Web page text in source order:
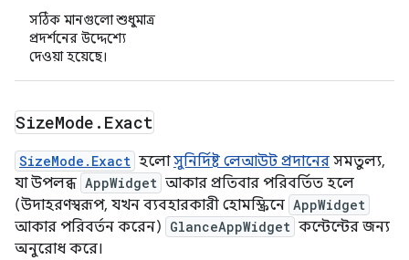
সঠিক মানগুলো শুধুমাত্র
প্রদর্শনের উদ্দেশ্যে
দেওয়া হয়েছে।
SizeMode . Exact
SizeMode.Exact হলোসুনির্দিষ্ট লেআউট প্রদানের সমতুল্য,
যা উপলব্ধ AppWidget আকার প্রতিবার পরিবর্তিত হলে
(উদাহরণস্বরূপ, যখন ব্যবহারকারী হোমস্ক্রিনে AppWidget
আকার পরিবর্তন করেন) GlanceAppWidget কন্টেন্টের জন্য
অনুরোধ করে।